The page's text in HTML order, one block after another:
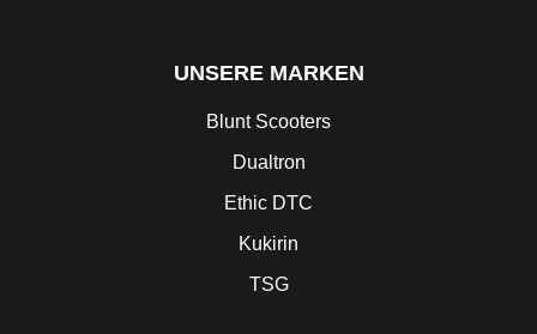
UNSERE MARKEN
Blunt Scooters
Dualtron
Ethic DTC
Kukirin
TSG